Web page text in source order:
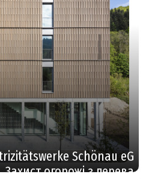
Schönau eG
Захист огорожі з дерева